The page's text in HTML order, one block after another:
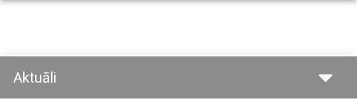
Pārlekt
saturu
Aktuāli